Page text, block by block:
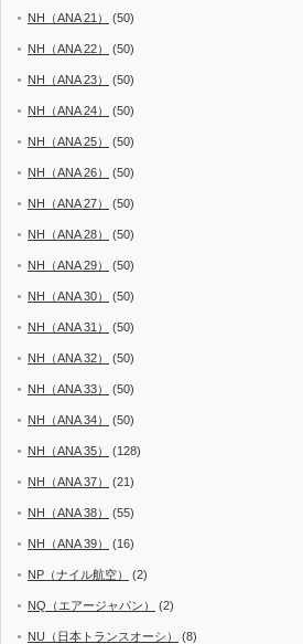
NH（ANA 21） (50)
NH（ANA 22） (50)
NH（ANA 23） (50)
NH（ANA 24） (50)
NH（ANA 25） (50)
NH（ANA 26） (50)
NH（ANA 27） (50)
NH（ANA 28） (50)
NH（ANA 29） (50)
NH（ANA 30） (50)
NH（ANA 31） (50)
NH（ANA 32） (50)
NH（ANA 33） (50)
NH（ANA 34） (50)
NH（ANA 35） (128)
NH（ANA 37） (21)
NH（ANA 38） (55)
NH（ANA 39） (16)
NP（ナイル航空） (2)
NQ（エアージャパン） (2)
NU（日本トランスオーシ） (8)